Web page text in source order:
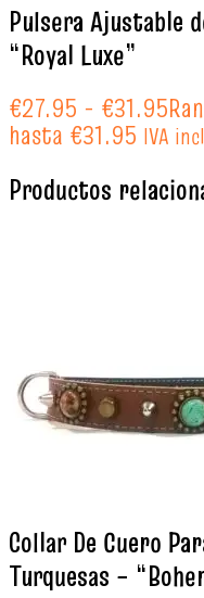
Pulsera Ajustable
“Royal Luxe”
€27.95 - €31.95
hasta €31.95 IVA
Productos
Collar De Cuero
Turquesas –